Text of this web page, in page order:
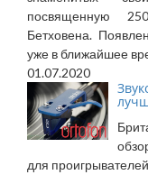
посвященную
Бетховена.
уже в ближайшее
01.07.2020
для